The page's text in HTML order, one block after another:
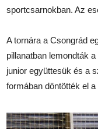
sportcsarnokban. Az
A tornára a Csongrád
pillanatban lemondták
junior együttesük és a
formában döntötték el